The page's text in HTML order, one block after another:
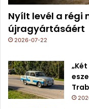
Nyílt levél a régi
újragyártásáért
2026-07-22